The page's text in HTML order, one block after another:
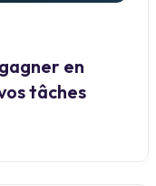
en
tâches